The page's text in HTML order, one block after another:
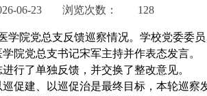
06-23 浏览次数： 128
学院党总支反馈巡察情况。学校党委委
学院党总支书记宋军主持并作表态发言。
行了单独反馈，并交换了整改意见。
促建、以巡促治是最终目标，本轮巡察